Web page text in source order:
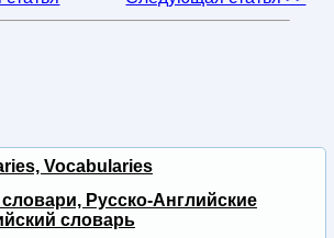
Vocabularies
Русско-Английские
словарь